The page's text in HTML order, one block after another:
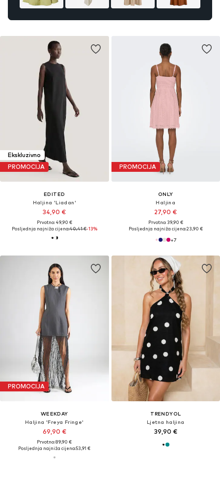
Ekskluzivno
PROMOCIJA
EDITED
Haljina 'Liadan'
34,90 €
Prvotno: 49,90 €
Posljednja najniža cijena:40,41 €-13%
PROMOCIJA
ONLY
Haljina
27,90 €
Prvotno: 39,90 €
Posljednja najniža cijena:23,90 €
+7
PROMOCIJA
WEEKDAY
Haljina 'Freya Fringe'
69,90 €
Prvotno: 89,90 €
Posljednja najniža cijena:53,91 €
TRENDYOL
Ljetna haljina
39,90 €